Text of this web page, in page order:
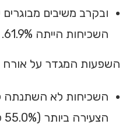
השכיחות הייתה 61.9%.
השפעות המגדר על אורח
השכיחות לא השתנתה
הצעירה ביותר (55.0% לגברים ו-54.2% לנשים).